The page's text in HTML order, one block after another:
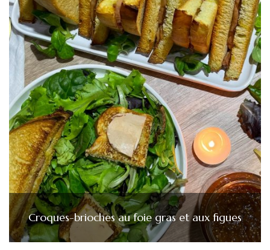
Croques-brioches au foie gras et aux figues